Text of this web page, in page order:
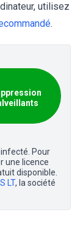
utilisez
.
Pour
une licence
disponible.
LT, la société